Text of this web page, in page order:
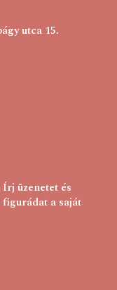
utca 15.
üzenetet és
a saját